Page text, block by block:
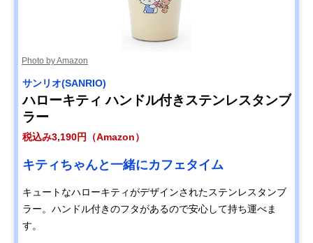
Photo by Amazon
サンリオ(SANRIO)
ハローキティ ハンドル付きステンレスタンブ
ラー
税込み3,190円（Amazon）
キティちゃんと一緒にカフェタイム
キュートなハローキティがデザインされたステンレスタンブ
ラー。ハンドル付きのフタがあるので安心して持ち運べま
す。